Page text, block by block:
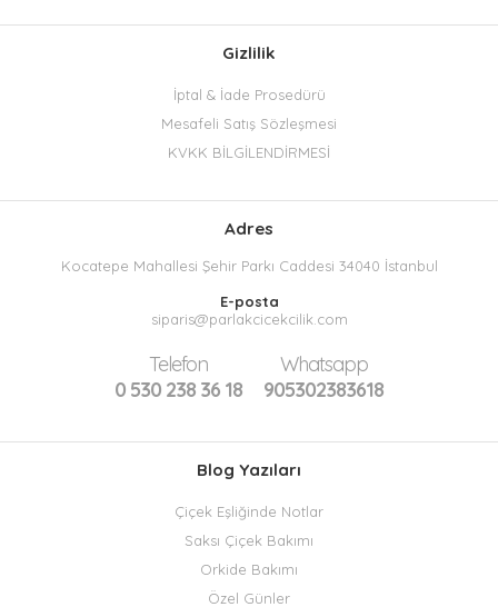
Gizlilik
İptal & İade Prosedürü
Mesafeli Satış Sözleşmesi
KVKK BİLGİLENDİRMESİ
Adres
Kocatepe Mahallesi Şehir Parkı Caddesi 34040 İstanbul
E-posta
siparis@parlakcicekcilik.com
Telefon
0 530 238 36 18
Whatsapp
905302383618
Blog Yazıları
Çiçek Eşliğinde Notlar
Saksı Çiçek Bakımı
Orkide Bakımı
Özel Günler